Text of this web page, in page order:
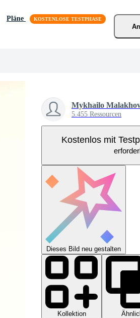
Pläne
Mykhailo
5.455 Ressourcen
Kostenlos mit
Dieses Bild neu gestalten
Kollektion